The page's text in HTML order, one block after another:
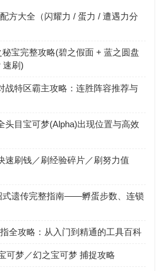
方大全（闪耀力 / 蛋力 / 遭遇力分
宝完整攻略(碧之假面 + 蓝之圆盘
速刷)
战特区霸主攻略：连胜阵容推荐与
头目宝可梦(Alpha)出现位置与高效
速刷钱／刷经验碎片／刷努力值
式遗传完整指南——孵蛋步数、连锁
全攻略：从入门到精通的工具百科
可梦／幻之宝可梦 捕捉攻略